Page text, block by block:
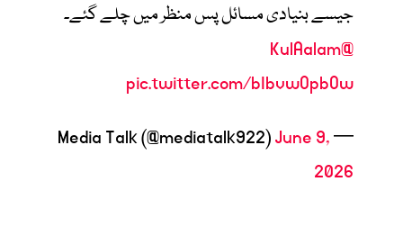
جیسے بنیادی مسائل پس منظر میں چلے گئے۔
@KulAalam
pic.twitter.com/bIbvwOpbOw
— Media Talk (@mediatalk922)
June 9,
2026